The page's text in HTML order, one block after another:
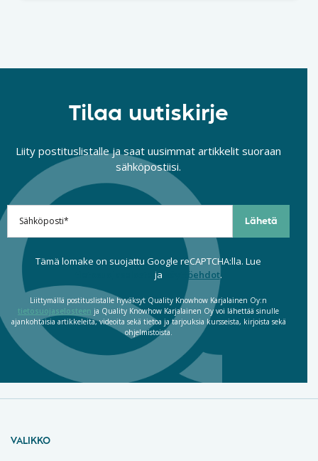
Tilaa uutiskirje
Liity postituslistalle ja saat uusimmat artikkelit suoraan
sähköpostiisi.
Tämä lomake on suojattu Google reCAPTCHA:lla. Lue
ja käyttöehdot.
Liittymällä postituslistalle hyväksyt Quality Knowhow Karjalainen Oy:n
tietosuojaselosteen ja Quality Knowhow Karjalainen Oy voi lähettää sinulle
ajankohtaisia artikkeleita, videoita sekä tietoa ja tarjouksia kursseista, kirjoista sekä
ohjelmistoista.
VALIKKO